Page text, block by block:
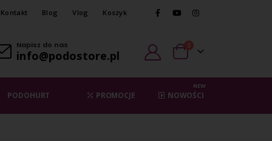
Kontakt Blog Vlog Koszyk
Napisz do nas
info@podostore.pl
0
PODOHURT PROMOCJE NOWOŚCI
NEW